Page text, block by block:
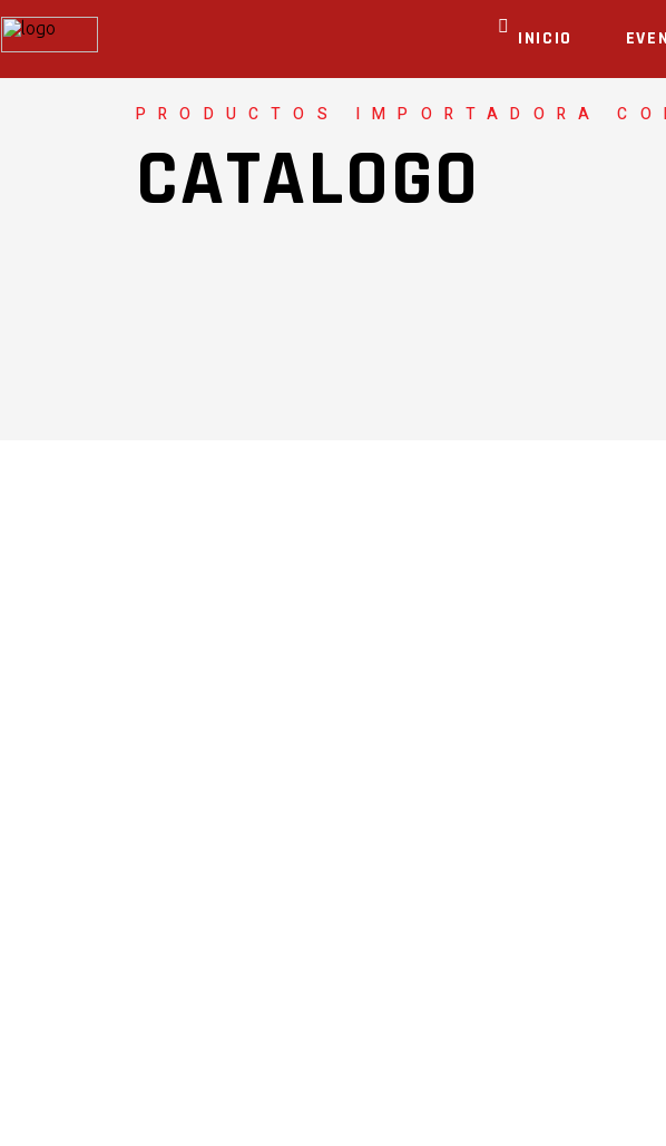
INICIO
PRODUCTOS IMPORTADORA
CATALOGO